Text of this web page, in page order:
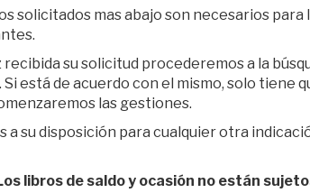
solicitados mas abajo son necesarios
recibida su solicitud procederemos a la
acuerdo con el mismo, solo tiene que confirmarnos su presupuesto en respuesta a nuestro e-
las gestiones.
a su disposición para cualquier otra
libros de saldo y ocasión no están